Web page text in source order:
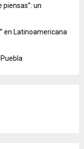
piensas”: un
en Latinoamericana